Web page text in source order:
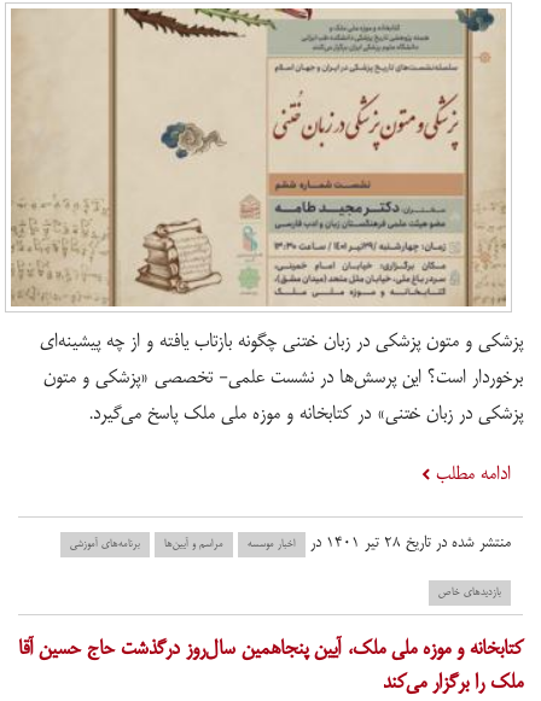
پزشکی و متون پزشکی در زبان خُتنی چگونه بازتاب یافته و از چه پیشینه‌ای
برخوردار است؟ این پرسش‌ها در نشست علمی- تخصصی «پزشکی و متون
پزشکی در زبان خُتنی» در کتابخانه و موزه ملی ملک پاسخ می‌گیرد.
ادامه مطلب
منتشر شده در تاریخ ۲۸ تیر ۱۴۰۱ در اخبار موسسه مراسم و آیین‌ها برنامه‌های آموزشی
بازدید‌های خاص
​کتابخانه و موزه ملی ملک، آیین پنجاهمین سال‌روز درگذشت حاج حسین آقا
ملک را برگزار می‌کند